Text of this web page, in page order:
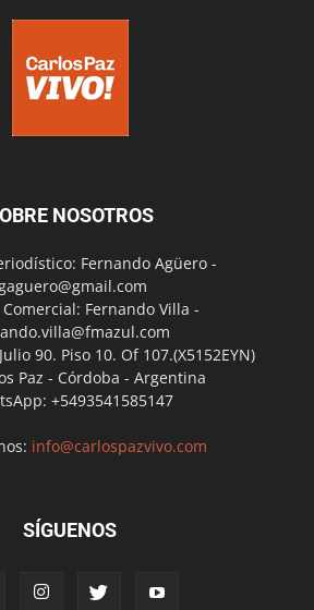
NOSOTROS
Fernando Agüero -
Fernando Villa -
90. Piso 10. Of 107.(X5152EYN)
Paz - Córdoba - Argentina
+5493541585147
info@carlospazvivo.com
SÍGUENOS